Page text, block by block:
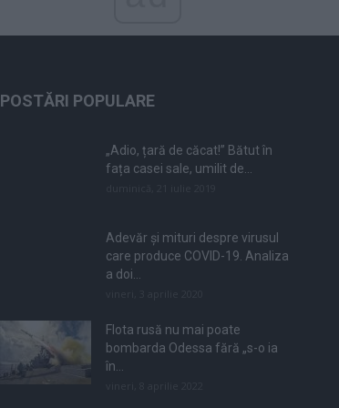
POSTĂRI POPULARE
„Adio, țară de căcat!” Bătut în
fața casei sale, umilit de...
Adevăr și mituri despre virusul
care produce COVID-19. Analiza
a doi...
Flota rusă nu mai poate
bombarda Odessa fără „s-o ia
în...